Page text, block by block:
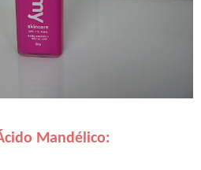
Mandélico: